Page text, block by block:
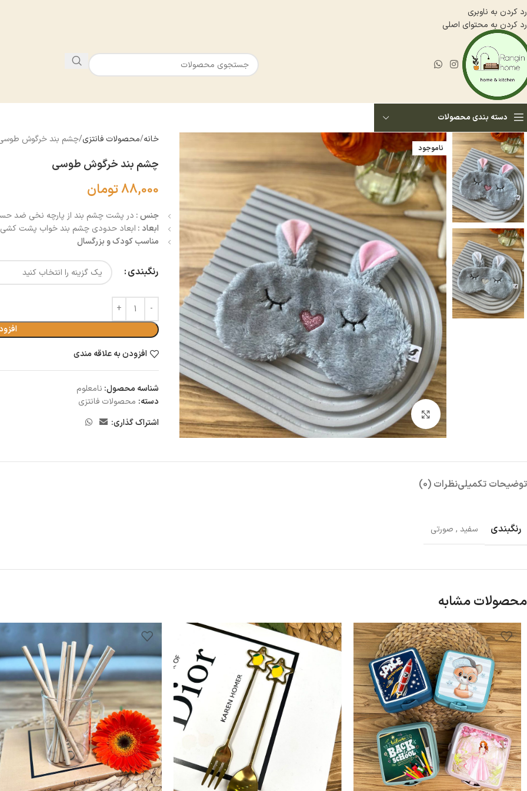
رد کردن به ناوبری
رد کردن به محتوای اصلی
دسته بندی محصولات
ناموجود
بزرگنمایی تصویر
خانه محصولات فانتزی چشم بند خرگوش
چشم بند خرگوش طوسى
88,000تومان
جنس : در پشت چشم بند از پارچه نخى ضد
ابعاد : ابعاد حدودى چشم بند خواب پشت كشى ٢٠ در ١٠ سانت
مناسب كودك و بزرگسال
رنگبندی
افزودن به علاقه مندی
شناسه محصول: نامعلوم
دسته: محصولات فانتزی
اشتراک گذاری:
توضیحات تکمیلینظرات (0)
رنگبندی سفید , صورتی
محصولات مشابه